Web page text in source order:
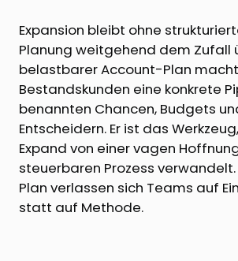
Expansion bleibt ohne
Planung weitgehend dem Zufall
belastbarer Account-Plan
Bestandskunden eine konkrete
benannten Chancen, Budgets
Entscheidern. Er ist das
Expand von einer vagen
steuerbaren Prozess
Plan verlassen sich Teams auf
statt auf Methode.